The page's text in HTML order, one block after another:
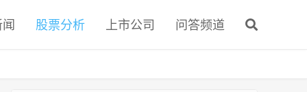
股票分析 上市公司 问答频道